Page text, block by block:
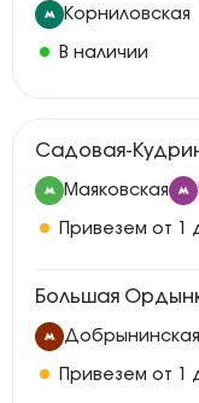
Корниловская
В наличии
Садовая-
Маяковская
Привезем от 1
Большая
Добрынинская
Привезем от 1